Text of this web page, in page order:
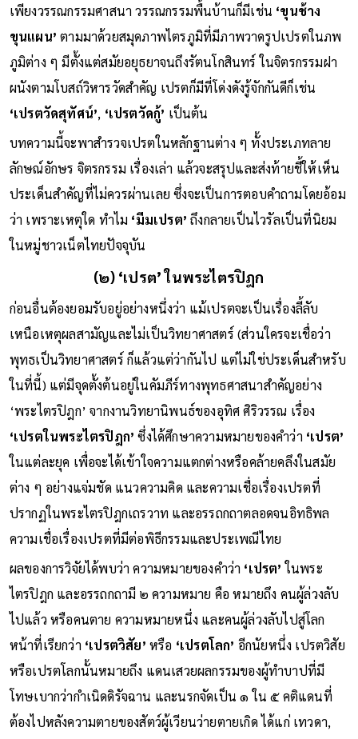
เพียงวรรณกรรมศาสนา วรรณกรรมพื้นบ้านก็มีเช่น ‘ขุนช้าง
ขุนแผน’ ตามมาด้วยสมุดภาพไตรภูมิที่มีภาพวาดรูปเปรตในภพ
ภูมิต่าง ๆ มีตั้งแต่สมัยอยุธยาจนถึงรัตนโกสินทร์ ในจิตรกรรมฝา
ผนังตามโบสถ์วิหารวัดสำคัญ เปรตก็มีที่โด่งดังรู้จักกันดีก็เช่น
‘เปรตวัดสุทัศน์’, ‘เปรตวัดกู้’ เป็นต้น
บทความนี้จะพาสำรวจเปรตในหลักฐานต่าง ๆ ทั้งประเภทลาย
ลักษณ์อักษร จิตรกรรม เรื่องเล่า แล้วจะสรุปและส่งท้ายชี้ให้เห็น
ประเด็นสำคัญที่ไม่ควรผ่านเลย ซึ่งจะเป็นการตอบคำถามโดยอ้อม
ว่า เพราะเหตุใด ทำไม ‘มีมเปรต’ถึงกลายเป็นไวรัลเป็นที่นิยม
ในหมู่ชาวเน็ตไทยปัจจุบัน
(๒) ‘เปรต’ ในพระไตรปิฎก
ก่อนอื่นต้องยอมรับอยู่อย่างหนึ่งว่า แม้เปรตจะเป็นเรื่องลี้ลับ
เหนือเหตุผลสามัญและไม่เป็นวิทยาศาสตร์ (ส่วนใครจะเชื่อว่า
พุทธเป็นวิทยาศาสตร์ ก็แล้วแต่ว่ากันไป แต่ไม่ใช่ประเด็นสำหรับ
ในที่นี้) แต่มีจุดตั้งต้นอยู่ในคัมภีร์ทางพุทธศาสนาสำคัญอย่าง
‘พระไตรปิฎก’ จากงานวิทยานิพนธ์ของอุทิศ ศิริวรรณ เรื่อง
‘เปรตในพระไตรปิฎก’ ซึ่งได้ศึกษาความหมายของคำว่า ‘เปรต’
ในแต่ละยุค เพื่อจะได้เข้าใจความแตกต่างหรือคล้ายคลึงในสมัย
ต่าง ๆ อย่างแจ่มชัด แนวความคิด และความเชื่อเรื่องเปรตที่
ปรากฏในพระไตรปิฎกเถรวาท และอรรถกถาตลอดจนอิทธิพล
ความเชื่อเรื่องเปรตที่มีต่อพิธีกรรมและประเพณีไทย
ผลของการวิจัยได้พบว่า ความหมายของคำว่า ‘เปรต’ในพระ
ไตรปิฎก และอรรถกถามี ๒ ความหมาย คือ หมายถึง คนผู้ล่วงลับ
ไปแล้ว หรือคนตาย ความหมายหนึ่ง และคนผู้ล่วงลับไปสู่โลก
หน้าที่เรียกว่า ‘เปรตวิสัย’หรือ ‘เปรตโลก’ อีกนัยหนึ่ง เปรตวิสัย
หรือเปรตโลกนั้นหมายถึง แดนเสวยผลกรรมของผู้ทำบาปที่มี
โทษเบากว่ากำเนิดดิรัจฉาน และนรกจัดเป็น ๑ ใน ๕ คติแดนที่
ต้องไปหลังความตายของสัตว์ผู้เวียนว่ายตายเกิด ได้แก่ เทวดา,